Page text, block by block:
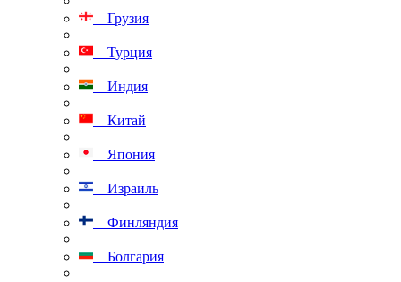
Грузия
Турция
Индия
Китай
Япония
Израиль
Финляндия
Болгария